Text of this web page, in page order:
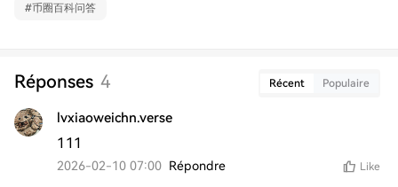
#币圈百科问答
Réponses 4 Récent Populaire
lvxiaoweichn.verse
111
2026-02-10 07:00 Répondre Like